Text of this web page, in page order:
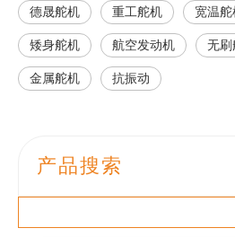
德晟舵机 重工舵机 宽温舵
矮身舵机 航空发动机 无刷
金属舵机 抗振动
产品搜索